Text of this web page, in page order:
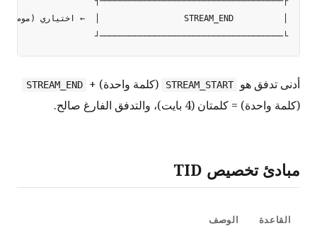
└─────────────────────────────────────┘
أدنى تدفق هو STREAM_START (كلمة واحدة) + STREAM_END
(كلمة واحدة) = كلمتان (4 بايت)، والتدفق الفارغ صالح.
مبادئ تخصيص TID
القاعدة الوصف